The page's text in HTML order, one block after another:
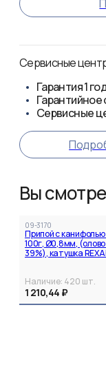
Сервисные
Гарантия1
Сервисные
Вы
09-3170
Припой с
100г, Ø0,8мм, (олово
39%), катушка
Наличие: 420 шт.
1 210,44 ₽